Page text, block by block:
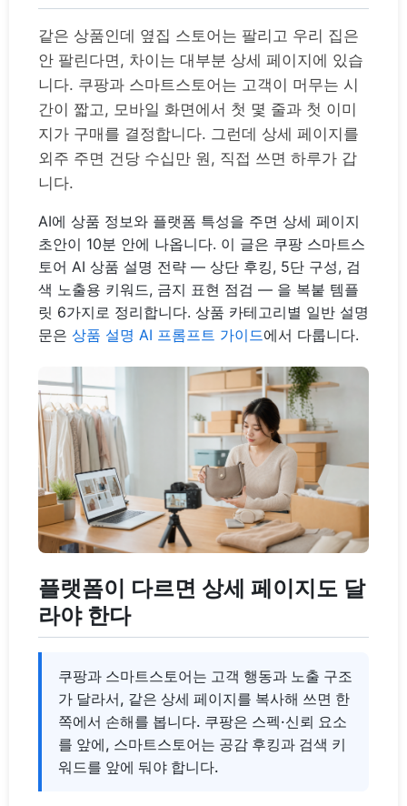
같은 상품인데 옆집 스토어는 팔리고 우리 집은
안 팔린다면, 차이는 대부분 상세 페이지에 있습
니다. 쿠팡과 스마트스토어는 고객이 머무는 시
간이 짧고, 모바일 화면에서 첫 몇 줄과 첫 이미
지가 구매를 결정합니다. 그런데 상세 페이지를
외주 주면 건당 수십만 원, 직접 쓰면 하루가 갑
니다.
AI에 상품 정보와 플랫폼 특성을 주면 상세 페이지
초안이 10분 안에 나옵니다. 이 글은 쿠팡 스마트스
토어 AI 상품 설명 전략 — 상단 후킹, 5단 구성, 검
색 노출용 키워드, 금지 표현 점검 — 을 복붙 템플
릿 6가지로 정리합니다. 상품 카테고리별 일반 설명
문은 상품 설명 AI 프롬프트 가이드에서 다룹니다.
플랫폼이 다르면 상세 페이지도 달
라야 한다
쿠팡과 스마트스토어는 고객 행동과 노출 구조
가 달라서, 같은 상세 페이지를 복사해 쓰면 한
쪽에서 손해를 봅니다. 쿠팡은 스펙·신뢰 요소
를 앞에, 스마트스토어는 공감 후킹과 검색 키
워드를 앞에 둬야 합니다.